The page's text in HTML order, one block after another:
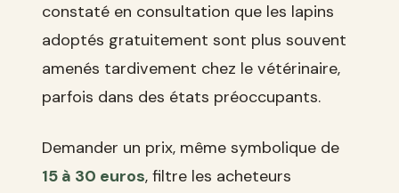
constaté en consultation que les lapins
adoptés gratuitement sont plus souvent
amenés tardivement chez le vétérinaire,
parfois dans des états préoccupants.
Demander un prix, même symbolique de
15 à 30 euros, filtre les acheteurs